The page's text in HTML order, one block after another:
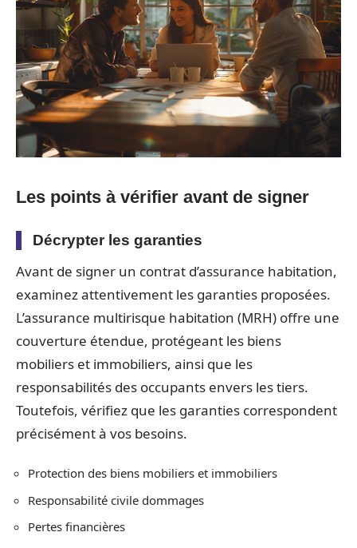
Les points à vérifier avant de signer
Décrypter les garanties
Avant de signer un contrat d’assurance habitation,
examinez attentivement les garanties proposées.
L’assurance multirisque habitation (MRH) offre une
couverture étendue, protégeant les biens
mobiliers et immobiliers, ainsi que les
responsabilités des occupants envers les tiers.
Toutefois, vérifiez que les garanties correspondent
précisément à vos besoins.
Protection des biens mobiliers et immobiliers
Responsabilité civile dommages
Pertes financières